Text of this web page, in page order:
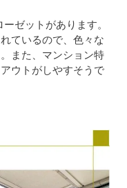
ゼットがあります。
ているので、色々な
また、マンション特
ウトがしやすそうで